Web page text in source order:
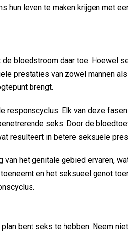
hun leven te maken krijgen met
bloedstroom daar toe. Hoewel
prestaties van zowel mannen
brengt.
Elk van deze
seks. Door de
resulteert in betere seksuele
van het genitale gebied ervaren,
en het seksueel genot
bent seks te hebben. Neem